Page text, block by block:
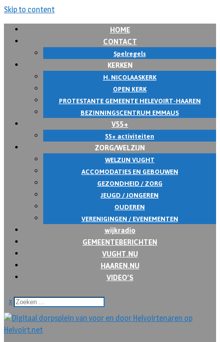
Skip to content
HOME
CONTACT
Spelregels
KERKEN
H. NICOLAASKERK
OPEN KERK
PROTESTANTE GEMEENTE HELEVOIRT-HAAREN
BEZINNINGSCENTRUM EMMAUS
V55+
55+ activiteiten
ZORG/WELZIJN
WELZIJN VUGHT
ACCOMODATIES EN GEBOUWEN
GEZONDHEID / ZORG
JEUGD / JONGEREN
OUDEREN
VERENIGINGEN / EVENEMENTEN
wijkradio
GEMEENTEBERICHTEN
VUGHT.NU
HAAREN.NU
VIDEO’S
x